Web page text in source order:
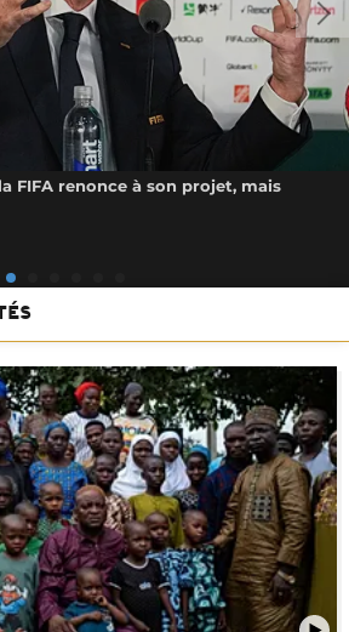
FIFA renonce à son projet, mais